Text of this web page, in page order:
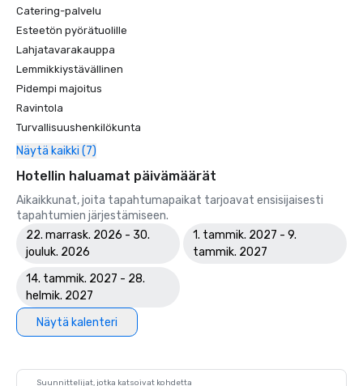
Catering-palvelu
Esteetön pyörätuolille
Lahjatavarakauppa
Lemmikkiystävällinen
Pidempi majoitus
Ravintola
Turvallisuushenkilökunta
Näytä kaikki (7)
Hotellin haluamat päivämäärät
Aikaikkunat, joita tapahtumapaikat tarjoavat ensisijaisesti
tapahtumien järjestämiseen.
22. marrask. 2026 - 30.
jouluk. 2026
1. tammik. 2027 - 9.
tammik. 2027
14. tammik. 2027 - 28.
helmik. 2027
Näytä kalenteri
Suunnittelijat, jotka katsoivat kohdetta